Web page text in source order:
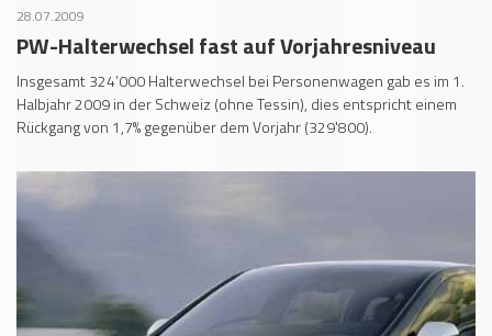
28.07.2009
PW-Halterwechsel fast auf Vorjahresniveau
Insgesamt 324’000 Halterwechsel bei Personenwagen gab es im 1.
Halbjahr 2009 in der Schweiz (ohne Tessin), dies entspricht einem
Rückgang von 1,7% gegenüber dem Vorjahr (329'800).